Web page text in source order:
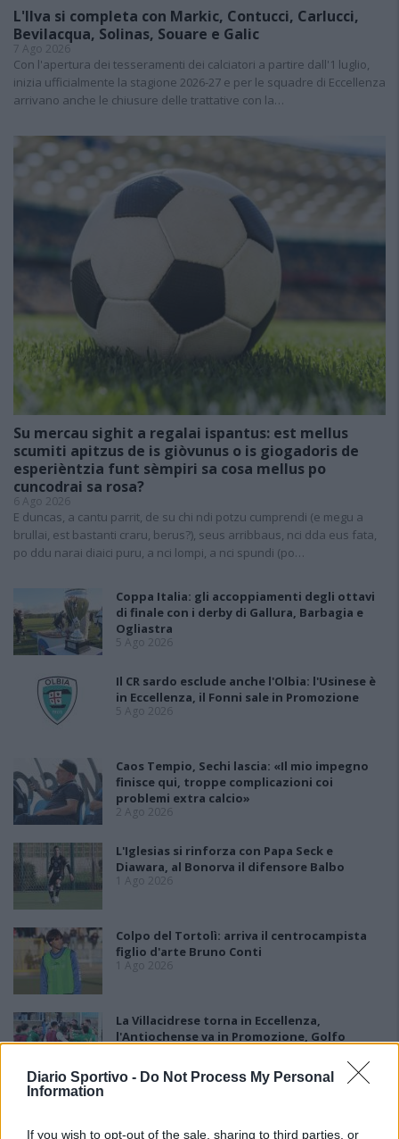
Diario Sportivo - Do Not Process My Personal
Information
If you wish to opt-out of the sale, sharing to third parties, or
L'Ilva si completa con Markic, Contucci, Carlucci,
Bevilacqua, Solinas, Souare e Galic
7 Ago 2026
Con l'apertura dei tesseramenti dei calciatori a partire dall'1 luglio,
inizia ufficialmente la stagione 2026-27 e per le squadre di Eccellenza
arrivano anche le chiusure delle trattative con la…
Su mercau sighit a regalai ispantus: est mellus
scumiti apitzus de is giòvunus o is giogadoris de
esperièntzia funt sèmpiri sa cosa mellus po
cuncodrai sa rosa?
6 Ago 2026
E duncas, a cantu parrit, de su chi ndi potzu cumprendi (e megu a
brullai, est bastanti craru, berus?), seus arribbaus, nci dda eus fata,
po ddu narai diaici puru, a nci lompi, a nci spundi (po…
Coppa Italia: gli accoppiamenti degli ottavi
di finale con i derby di Gallura, Barbagia e
Ogliastra
5 Ago 2026
Il CR sardo esclude anche l'Olbia: l'Usinese è
in Eccellenza, il Fonni sale in Promozione
5 Ago 2026
Caos Tempio, Sechi lascia: «Il mio impegno
finisce qui, troppe complicazioni coi
problemi extra calcio»
2 Ago 2026
L'Iglesias si rinforza con Papa Seck e
Diawara, al Bonorva il difensore Balbo
1 Ago 2026
Colpo del Tortolì: arriva il centrocampista
figlio d'arte Bruno Conti
1 Ago 2026
La Villacidrese torna in Eccellenza,
l'Antiochense va in Promozione, Golfo